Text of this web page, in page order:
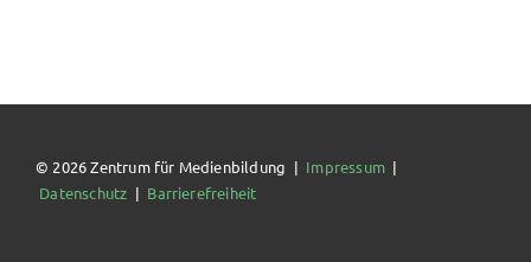
© 2026 Zentrum für Medienbildung | Impressum|
Datenschutz | Barrierefreiheit